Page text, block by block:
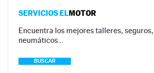
SERVICIOS ELMOTOR
Encuentra los mejores talleres,
neumáticos…
BUSCAR